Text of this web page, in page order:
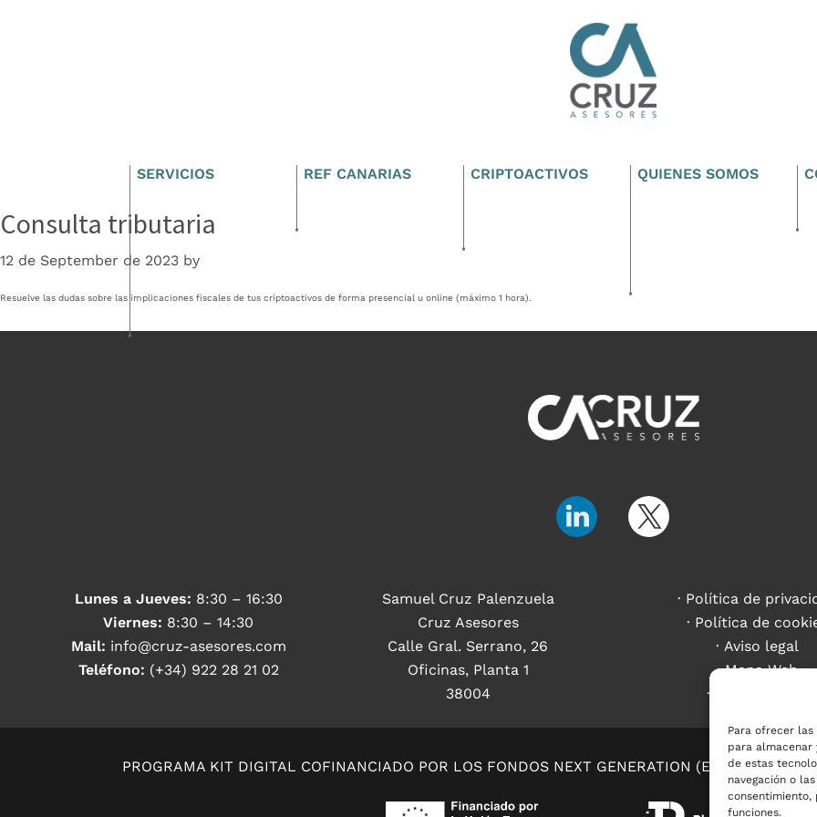
Para ofrecer las
para
de estas
navegación o
consentimiento,
funciones.
SERVICIOS REF CANARIAS CRIPTOACTIVOS QUIENES SOMOS
Consulta tributaria
12 de September de 2023 by
Resuelve las dudas sobre las implicaciones fiscales de tus criptoactivos de forma presencial u online (máximo 1 hora).
Lunes a Jueves: 8:30 – 16:30
Viernes: 8:30 – 14:30
Mail: info@cruz-asesores.com
Teléfono: (+34) 922 28 21 02
Samuel Cruz Palenzuela
Cruz Asesores
Calle Gral. Serrano, 26
Oficinas, Planta 1
38004
Política de
Política de
Aviso legal
Mapa Web
PROGRAMA KIT DIGITAL COFINANCIADO POR LOS FONDOS NEXT GENERATION (EU) DEL